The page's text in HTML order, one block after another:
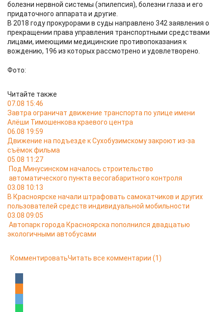
болезни нервной системы (эпилепсия), болезни глаза и его
придаточного аппарата и другие.
В 2018 году прокурорами в суды направлено 342 заявления о
прекращении права управления транспортными средствами
лицами, имеющими медицинские противопоказания к
вождению, 196 из которых рассмотрено и удовлетворено.
Фото:
Читайте также
07.08 15:46
Завтра ограничат движение транспорта по улице имени
Алёши Тимошенкова краевого центра
06.08 19:59
Движение на подъезде к Сухобузимскому закроют из-за
съёмок фильма
05.08 11:27
Под Минусинском началось строительство
автоматического пункта весогабаритного контроля
03.08 10:13
В Красноярске начали штрафовать самокатчиков и других
пользователей средств индивидуальной мобильности
03.08 09:05
Автопарк города Красноярска пополнился двадцатью
экологичными автобусами
КомментироватьЧитать все комментарии (1)